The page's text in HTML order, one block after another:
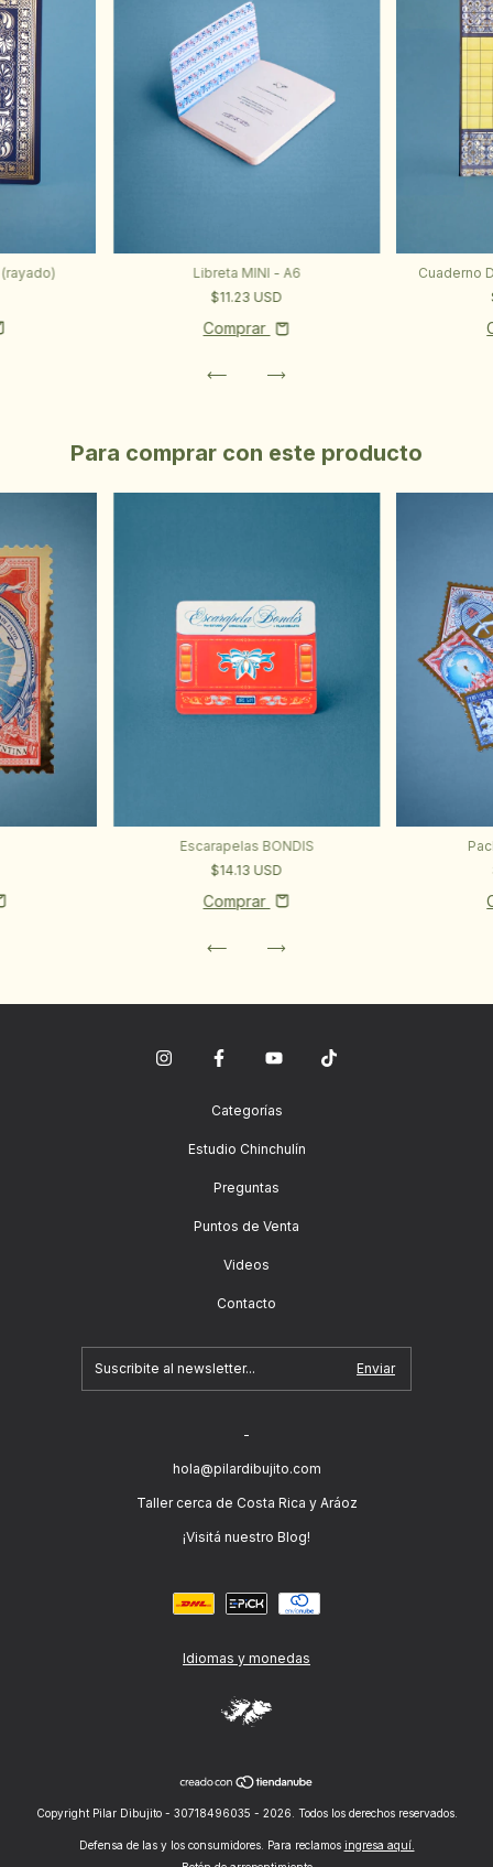
Libreta MINI - A6
$11.23 USD
Comprar
Cuaderno
Para comprar con este producto
Escarapelas BONDIS
$14.13 USD
Comprar
Categorías
Estudio Chinchulín
Preguntas
Puntos de Venta
Videos
Contacto
-
hola@pilardibujito.com
Taller cerca de Costa Rica y Aráoz
¡Visitá nuestro Blog!
Idiomas y monedas
Copyright Pilar Dibujito - 30718496035 - 2026. Todos los derechos reservados.
Defensa de las y los consumidores. Para reclamos ingresa aquí.